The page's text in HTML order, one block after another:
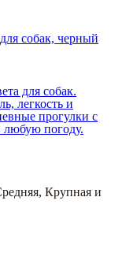
собак, черный
для собак.
легкость и
прогулки с
погоду.
, Крупная и